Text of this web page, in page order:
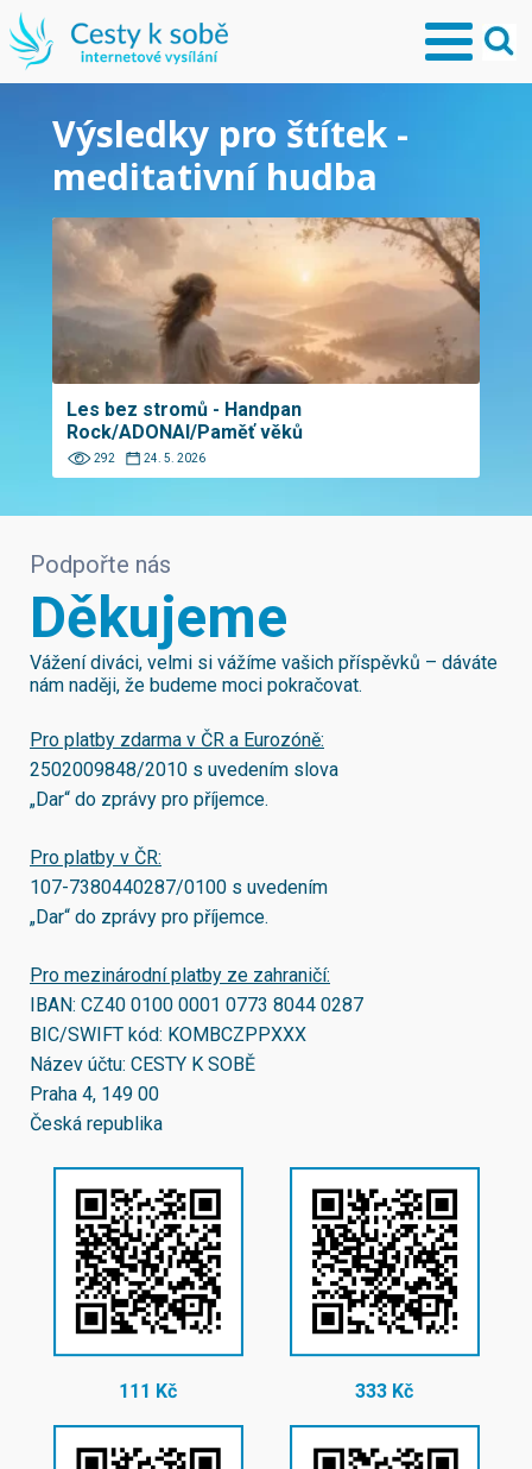
Výsledky pro štítek -
meditativní hudba
Les bez stromů - Handpan
Rock/ADONAI/Paměť věků
292 24. 5. 2026
Podpořte nás
Děkujeme
Vážení diváci, velmi si vážíme vašich příspěvků – dáváte
nám naději, že budeme moci pokračovat.
Pro platby zdarma v ČR a Eurozóně:
2502009848/2010 s uvedením slova
„Dar“ do zprávy pro příjemce.
Pro platby v ČR:
107-7380440287/0100 s uvedením
„Dar“ do zprávy pro příjemce.
Pro mezinárodní platby ze zahraničí:
IBAN: CZ40 0100 0001 0773 8044 0287
BIC/SWIFT kód: KOMBCZPPXXX
Název účtu: CESTY K SOBĚ
Praha 4, 149 00
Česká republika
111 Kč 333 Kč